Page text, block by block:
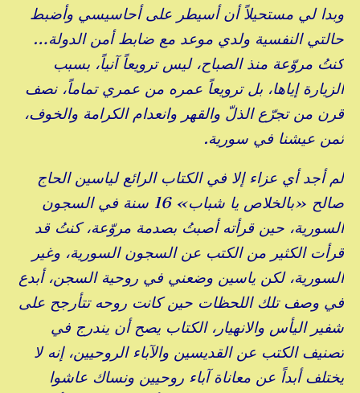
وبدا لي مستحيلاً أن أسيطر على أحاسيسي وأضبط
حالتي النفسية ولدي موعد مع ضابط أمن الدولة…
كنتُ مروّعة منذ الصباح، ليس ترويعاً آنياً، بسبب
الزيارة إياها، بل ترويعاً عمره من عمري تماماً، نصف
قرن من تجرّع الذلّ والقهر وانعدام الكرامة والخوف،
ثمن عيشنا في سورية.
لم أجد أي عزاء إلا في الكتاب الرائع لياسين الحاج
صالح «بالخلاص يا شباب» 16 سنة في السجون
السورية، حين قرأته أصبتُ بصدمة مروّعة، كنتُ قد
قرأت الكثير من الكتب عن السجون السورية، وغير
السورية، لكن ياسين وضعني في روحية السجن، أبدع
في وصف تلك اللحظات حين كانت روحه تتأرجح على
شفير اليأس والانهيار، الكتاب يصح أن يندرج في
تصنيف الكتب عن القديسين والآباء الروحيين، إنه لا
يختلف أبداً عن معاناة آباء روحيين ونساك عاشوا